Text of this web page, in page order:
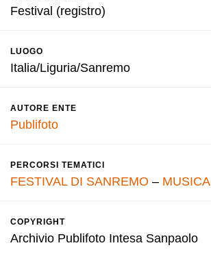
Festival (registro)
LUOGO
Italia/Liguria/Sanremo
AUTORE ENTE
Publifoto
PERCORSI TEMATICI
FESTIVAL DI SANREMO – MUSICA
COPYRIGHT
Archivio Publifoto Intesa Sanpaolo